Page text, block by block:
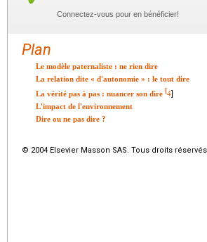
Connectez-vous pour en bénéficier!
Plan
Le modèle paternaliste : ne rien dire
La relation dite « d'autonomie » : le tout dire
La vérité pas à pas : nuancer son dire [4]
L'impact de l'environnement
Dire ou ne pas dire ?
© 2004 Elsevier Masson SAS. Tous droits